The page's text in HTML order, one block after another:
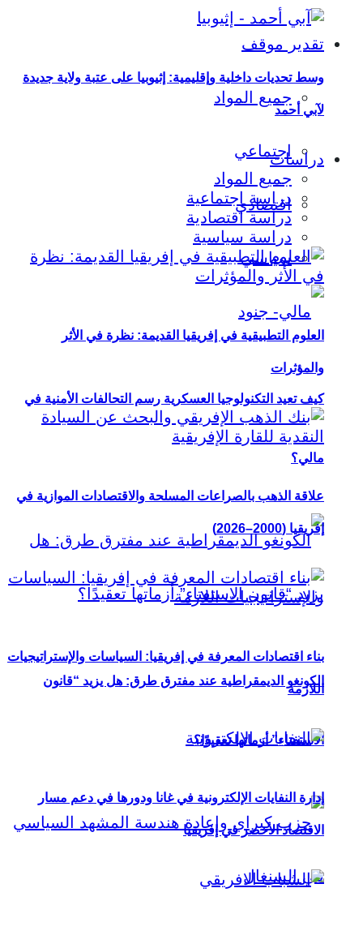
تقدير موقف
جميع المواد
اجتماعي
اقتصادي
سياسي
كيف تعيد التكنولوجيا العسكرية رسم التحالفات الأمنية في
مالي؟
الكونغو الديمقراطية عند مفترق طرق: هل يزيد “قانون
الاستفتاء” أزماتها تعقيدًا؟
وسط تحديات داخلية وإقليمية: إثيوبيا على عتبة ولاية جديدة
لآبي أحمد
دراسات
جميع المواد
دراسة اجتماعية
دراسة اقتصادية
دراسة سياسية
العلوم التطبيقية في إفريقيا القديمة: نظرة في الأثر
والمؤثرات
علاقة الذهب بالصراعات المسلحة والاقتصادات الموازية في
إفريقيا (2000–2026)
بناء اقتصادات المعرفة في إفريقيا: السياسات والإستراتيجيات
اللازمة
إدارة النفايات الإلكترونية في غانا ودورها في دعم مسار
الاقتصاد الأخضر في إفريقيا